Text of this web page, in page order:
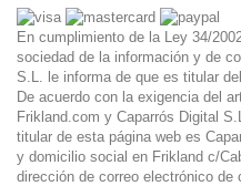
En cumplimiento de la Ley 34/
sociedad de la información y de
S.L. le informa de que es titular
De acuerdo con la exigencia del
Frikland.com y Caparrós Digital
titular de esta página web es
y domicilio social en Frikland c/
dirección de correo electrónico de